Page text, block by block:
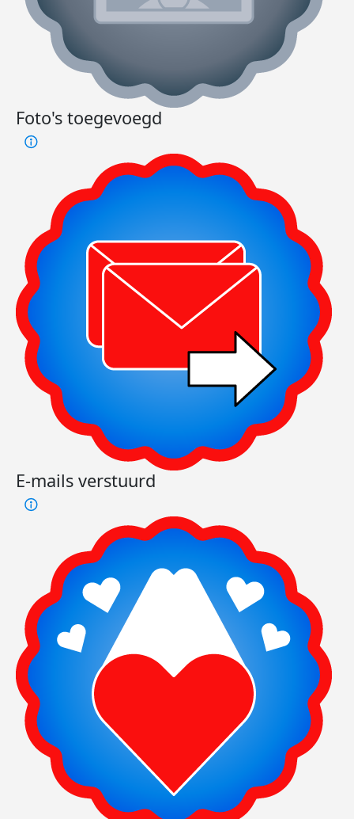
Foto's toegevoegd
E-mails verstuurd